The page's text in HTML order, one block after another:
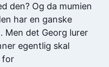
den? Og da mumien
har en ganske
Men det Georg lurer
egentlig skal
for